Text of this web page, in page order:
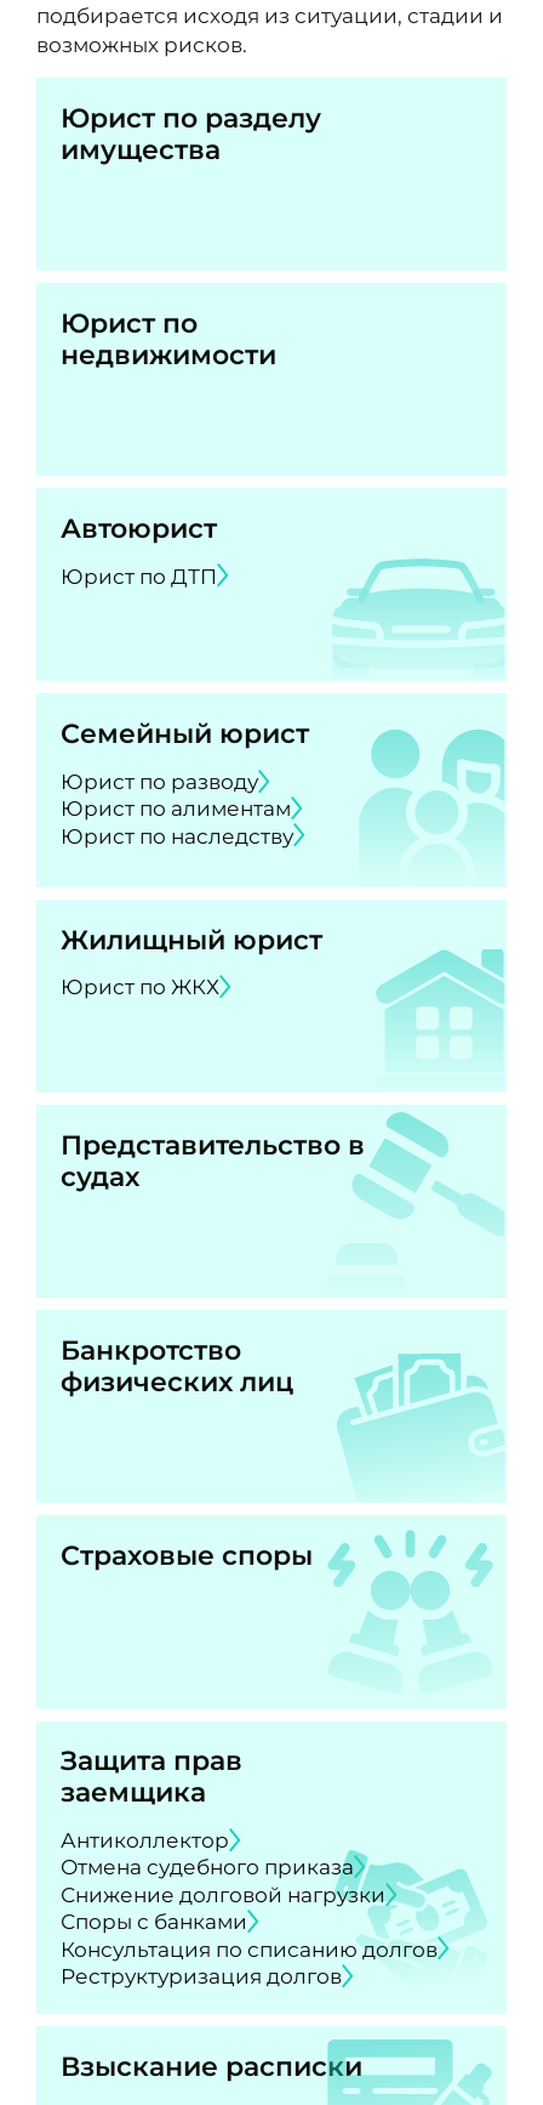
подбирается исходя из ситуации, стадии и
возможных рисков.
Юрист по разделу
имущества
Юрист по
недвижимости
Автоюрист
Юрист по ДТП
Семейный юрист
Юрист по разводу
Юрист по алиментам
Юрист по наследству
Жилищный юрист
Юрист по ЖКХ
Представительство в
судах
Банкротство
физических лиц
Страховые споры
Защита прав
заемщика
Антиколлектор
Отмена судебного приказа
Снижение долговой нагрузки
Споры с банками
Консультация по списанию долгов
Реструктуризация долгов
Взыскание расписки